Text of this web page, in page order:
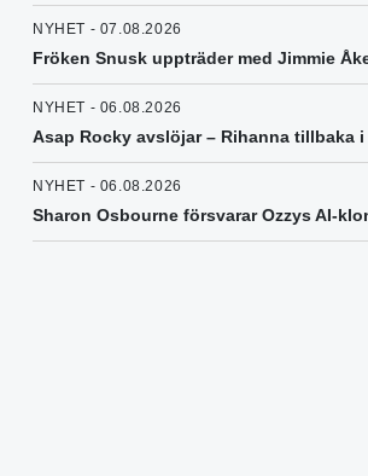
NYHET - 07.08.2026
Fröken Snusk uppträder med Jimmie
NYHET - 06.08.2026
Asap Rocky avslöjar – Rihanna tillbaka
NYHET - 06.08.2026
Sharon Osbourne försvarar Ozzys AI-